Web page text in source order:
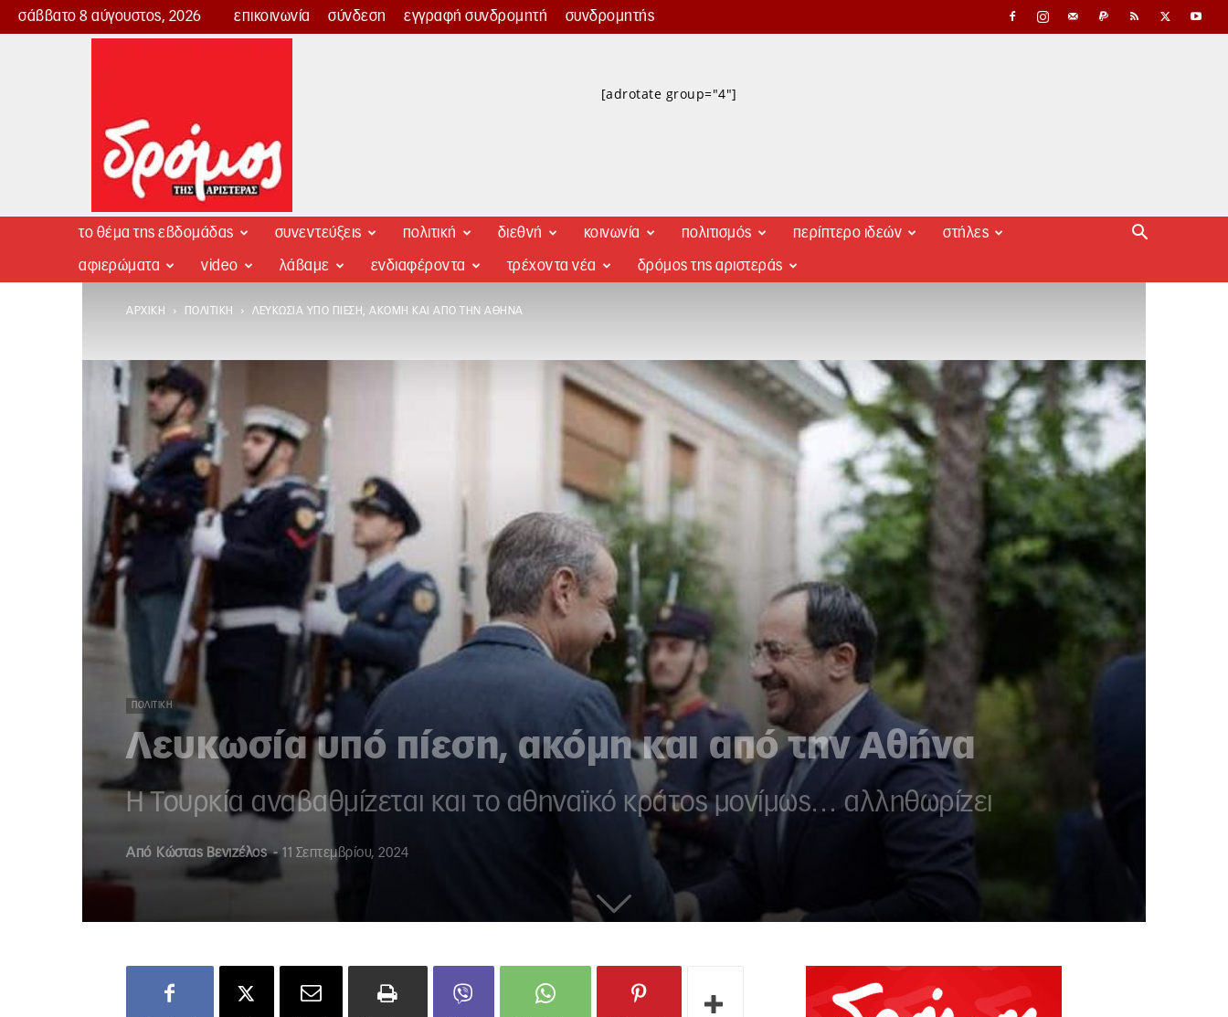
σάββατο 8 αύγουστος, 2026 επικοινωνία σύνδεση εγγραφή συνδρομητή συνδρομητής
Δρόμος
[adrotate group="4"]
το θέμα της εβδομάδας συνεντεύξεις πολιτική διεθνή κοινωνία πολιτισμός περίπτερο ιδεών στήλες
αφιερώματα video λάβαμε ενδιαφέροντα τρέχοντα νέα δρόμος της αριστεράς
ΑΡΧΙΚΉ ΠΟΛΙΤΙΚΉ ΛΕΥΚΩΣΊΑ ΥΠΌ ΠΊΕΣΗ, ΑΚΌΜΗ ΚΑΙ ΑΠΌ ΤΗΝ ΑΘΉΝΑ
ΠΟΛΙΤΙΚΉ
Λευκωσία υπό πίεση, ακόμη και από την Αθήνα
Η Τουρκία αναβαθμίζεται και το αθηναϊκό κράτος μονίμως… αλληθωρίζει
Από Κώστας Βενιζέλος - 11 Σεπτεμβρίου, 2024